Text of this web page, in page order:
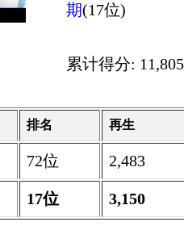
期(17位)
累计得分:
排名 再生
72位 2,483
17位 3,150